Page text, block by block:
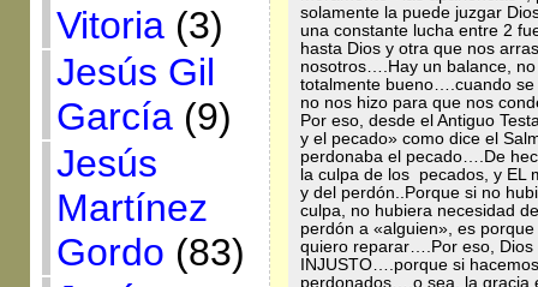
Vitoria(3)
Jesús Gil
García(9)
Jesús
Martínez
Gordo (83)
solamente la puede juzgar
una constante lucha entre 2
hasta Dios y otra que nos
nosotros….Hay un balance,
totalmente bueno….cuando
no nos hizo para que nos
Por eso, desde el Antiguo
y el pecado» como dice el
perdonaba el pecado….De
la culpa de los pecados, y EL
y del perdón..Porque si no
culpa, no hubiera necesidad
perdón a «alguien», es
quiero reparar….Por eso, Dios
INJUSTO….porque si
perdonados….o sea, la gracia